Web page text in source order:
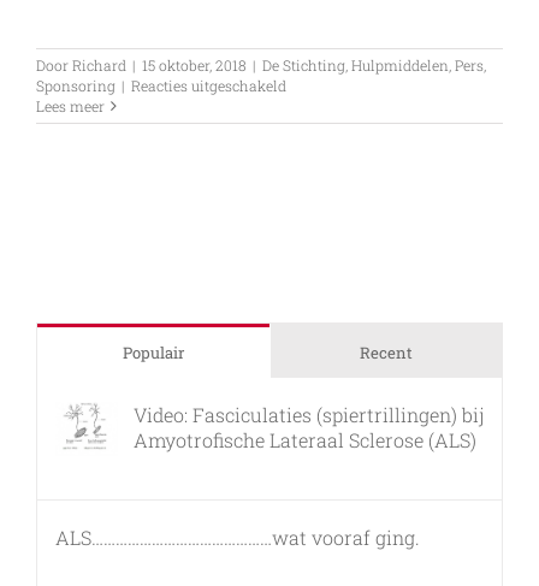
DoorRichard | 15 oktober, 2018 | De Stichting Hulpmiddelen Pers
Sponsoring | Reacties uitgeschakeld
Toerrit
Lees meer
Populair Recent
Video: Fasciculaties (spiertrillingen) bij
Amyotrofische Lateraal Sclerose (ALS)
ALS………………………………………wat vooraf ging.